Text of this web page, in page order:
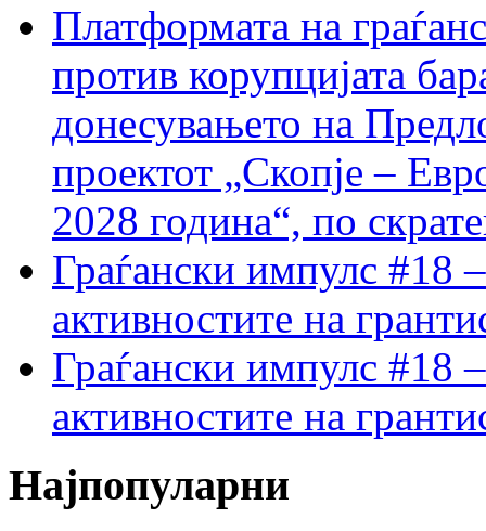
Платформата на
против корупцијата
донесувањето на
проектот „Скопје –
2028 година“, по
Граѓански импулс #18
активностите на
Граѓански импулс #18
активностите на
Најпопуларни